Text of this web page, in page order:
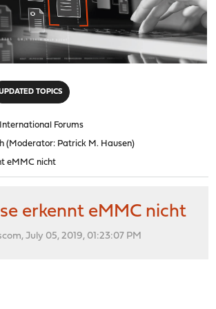
TOPICS
International Forums
(Moderator: Patrick M. Hausen)
eMMC nicht
erkennt eMMC nicht
July 05, 2019, 01:23:07 PM